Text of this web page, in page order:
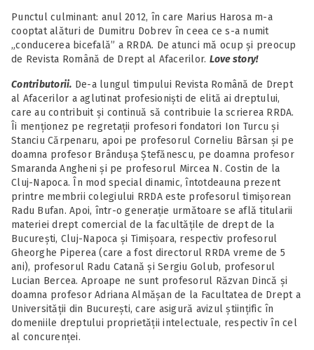
Punctul culminant: anul 2012, în care Marius Harosa m-a
cooptat alături de Dumitru Dobrev în ceea ce s-a numit
„conducerea bicefală” a RRDA. De atunci mă ocup și preocup
de Revista Română de Drept al Afacerilor. Love story!
Contributorii. De-a lungul timpului Revista Română de Drept
al Afacerilor a aglutinat profesioniști de elită ai dreptului,
care au contribuit și continuă să contribuie la scrierea RRDA.
Îi menționez pe regretații profesori fondatori Ion Turcu și
Stanciu Cărpenaru, apoi pe profesorul Corneliu Bârsan și pe
doamna profesor Brândușa Ștefănescu, pe doamna profesor
Smaranda Angheni și pe profesorul Mircea N. Costin de la
Cluj-Napoca. În mod special dinamic, întotdeauna prezent
printre membrii colegiului RRDA este profesorul timișorean
Radu Bufan. Apoi, într-o generație următoare se află titularii
materiei drept comercial de la facultățile de drept de la
București, Cluj-Napoca și Timișoara, respectiv profesorul
Gheorghe Piperea (care a fost directorul RRDA vreme de 5
ani), profesorul Radu Catană și Sergiu Golub, profesorul
Lucian Bercea. Aproape ne sunt profesorul Răzvan Dincă și
doamna profesor Adriana Almășan de la Facultatea de Drept a
Universității din București, care asigură avizul științific în
domeniile dreptului proprietății intelectuale, respectiv în cel
al concurenței.